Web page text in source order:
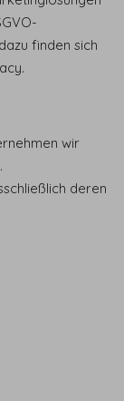
finden sich
wir
deren